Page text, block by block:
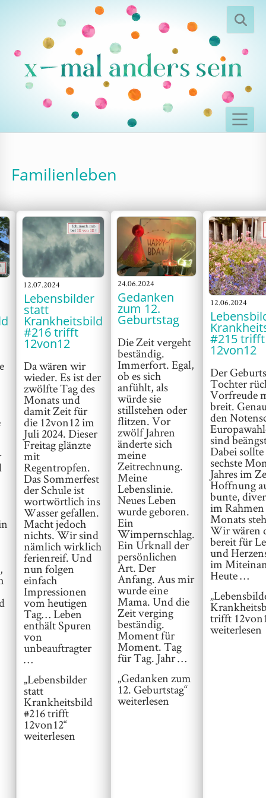
Familienleben
12.07.2024
Lebensbilder
statt
Krankheitsbild
#216 trifft
12von12
Da wären wir
wieder. Es ist der
zwölfte Tag des
Monats und
damit Zeit für
die 12von12 im
Juli 2024. Dieser
Freitag glänzte
mit
Regentropfen.
Das Sommerfest
der Schule ist
wortwörtlich ins
Wasser gefallen.
Macht jedoch
nichts. Wir sind
nämlich wirklich
ferienreif. Und
nun folgen
einfach
Impressionen
vom heutigen
Tag… Leben
enthält Spuren
von
unbeauftragter
…
„Lebensbilder
statt
Krankheitsbild
#216 trifft
12von12“
weiterlesen
24.06.2024
Gedanken
zum 12.
Geburtstag
Die Zeit vergeht
beständig.
Immerfort. Egal,
ob es sich
anfühlt, als
würde sie
stillstehen oder
flitzen. Vor
zwölf Jahren
änderte sich
meine
Zeitrechnung.
Meine
Lebenslinie.
Neues Leben
wurde geboren.
Ein
Wimpernschlag.
Ein Urknall der
persönlichen
Art. Der
Anfang. Aus mir
wurde eine
Mama. Und die
Zeit verging
beständig.
Moment für
Moment. Tag
für Tag. Jahr …
„Gedanken zum
12. Geburtstag“
weiterlesen
12.06.2024
#215 trifft
12von12
Der
Tochter
Vorfreude
breit.
den
sind
Dabei
sechste
Jahres im
Hoffnung
bunte,
im
Monats
Wir wären
bereit für
und
im
Heute …
trifft
weiterlesen